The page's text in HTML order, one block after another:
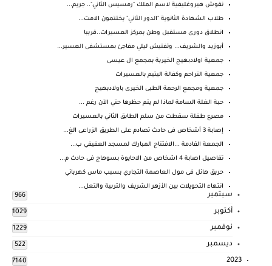
نقوش هيروغليفية لاسم الملك "رمسيس الثاني".. جريم...
طلاب الشهادة الثانوية "الدور الثاني" يختتمون الامت...
انطلاق دورى مستقبل وطن بمركز العسيرات..قريبا
أبوزيد والشريف... وتفتيش ليلي مفاجئ بمستشفى العسير...
جمعية اولادبهيج الخيرية بمجمع ال عيسى
جمعية التراحم وكفالة اليتيم بالعسيرات
جمعية ومجمع الرحمة الطبى الخيرى باولادبهيج
‏حبة الغلة السامة لماذا لم يتم حظرها حتي الآن رغم ...
مصرع طفلة سقطت من سلم الطابق الثاني بالعسيرات
إصابة 3 أشخاص فى حادث تصادم على الطريق الزراعى الغ...
الجمعة القادمة ...الافتتاح المبارك لمسجد العفيفي ب...
تفاصيل اصابة 4 اشخاص من الاحايوة بسوهاج فى حادث م...
حريق هائل فى مول العاصمة التجاري بسبب ماس كهربائي
انتهاء التحويلات بين الأزهر الشريف والتربية والتعل...
سبتمبر 966
أكتوبر 1029
نوفمبر 1229
ديسمبر 522
2023
7140